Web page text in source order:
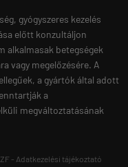
gyógyszeres kezelés
előtt konzultáljon
alkalmasak betegségek
vagy megelőzésére. A
a gyártók által adott
a
megváltoztatásának
- Adatkezelési tájékoztató